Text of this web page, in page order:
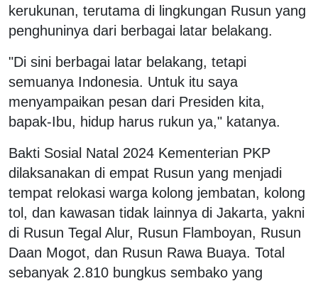
kerukunan, terutama di lingkungan Rusun yang
penghuninya dari berbagai latar belakang.
"Di sini berbagai latar belakang, tetapi
semuanya Indonesia. Untuk itu saya
menyampaikan pesan dari Presiden kita,
bapak-Ibu, hidup harus rukun ya," katanya.
Bakti Sosial Natal 2024 Kementerian PKP
dilaksanakan di empat Rusun yang menjadi
tempat relokasi warga kolong jembatan, kolong
tol, dan kawasan tidak lainnya di Jakarta, yakni
di Rusun Tegal Alur, Rusun Flamboyan, Rusun
Daan Mogot, dan Rusun Rawa Buaya. Total
sebanyak 2.810 bungkus sembako yang